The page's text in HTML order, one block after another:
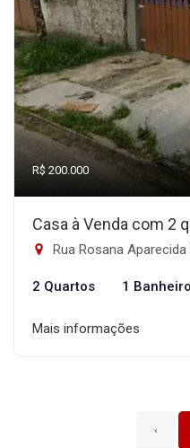
R$ 200.000
Casa à Venda com 2
Rua Rosana Aparecida Marquês
2 Quartos 1 Banheiro
Mais informações
‹